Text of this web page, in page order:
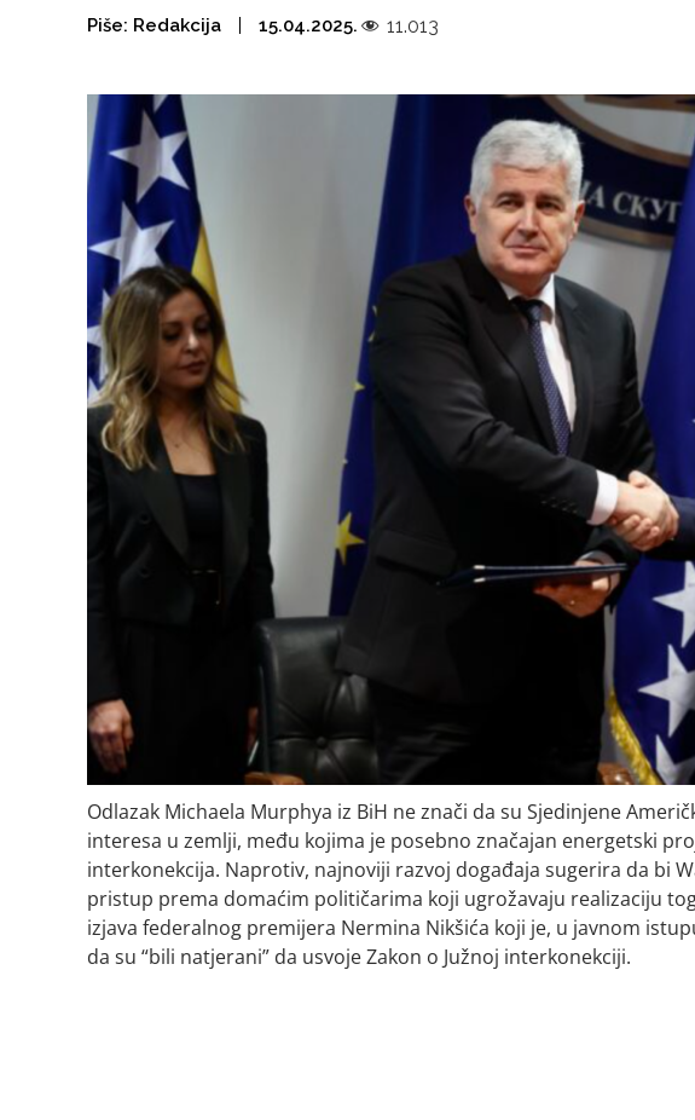
Piše: Redakcija 15.04.2025. 11.013
Odlazak Michaela Murphya iz BiH ne znači da su Sjedinjene
interesa u zemlji, među kojima je posebno značajan energetski
interkonekcija. Naprotiv, najnoviji razvoj događaja sugerira da bi
pristup prema domaćim političarima koji ugrožavaju realizaciju
izjava federalnog premijera Nermina Nikšića koji je, u javnom
da su “bili natjerani” da usvoje Zakon o Južnoj interkonekciji.